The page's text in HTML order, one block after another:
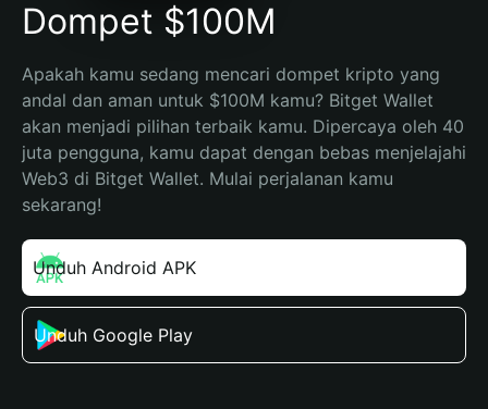
Dompet $100M
Apakah kamu sedang mencari dompet kripto yang
andal dan aman untuk $100M kamu? Bitget Wallet
akan menjadi pilihan terbaik kamu. Dipercaya oleh 40
juta pengguna, kamu dapat dengan bebas menjelajahi
Web3 di Bitget Wallet. Mulai perjalanan kamu
sekarang!
Unduh Android APK
Unduh Google Play